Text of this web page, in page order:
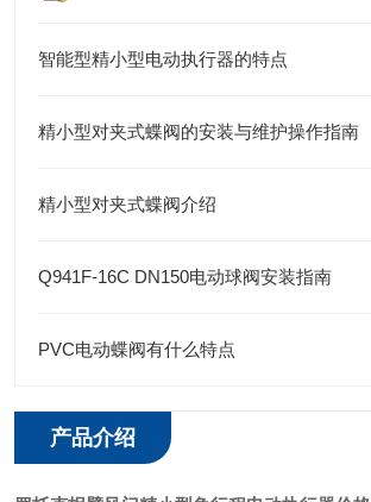
智能型精小型电动执行器的特点
精小型对夹式蝶阀的安装与维护操作指南
精小型对夹式蝶阀介绍
Q941F-16C DN150电动球阀安装指南
PVC电动蝶阀有什么特点
产品介绍